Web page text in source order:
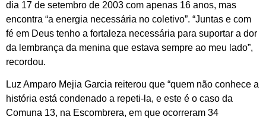
dia 17 de setembro de 2003 com apenas 16 anos, mas
encontra “a energia necessária no coletivo”. “Juntas e com
fé em Deus tenho a fortaleza necessária para suportar a dor
da lembrança da menina que estava sempre ao meu lado”,
recordou.
Luz Amparo Mejia Garcia reiterou que “quem não conhece a
história está condenado a repeti-la, e este é o caso da
Comuna 13, na Escombrera, em que ocorreram 34